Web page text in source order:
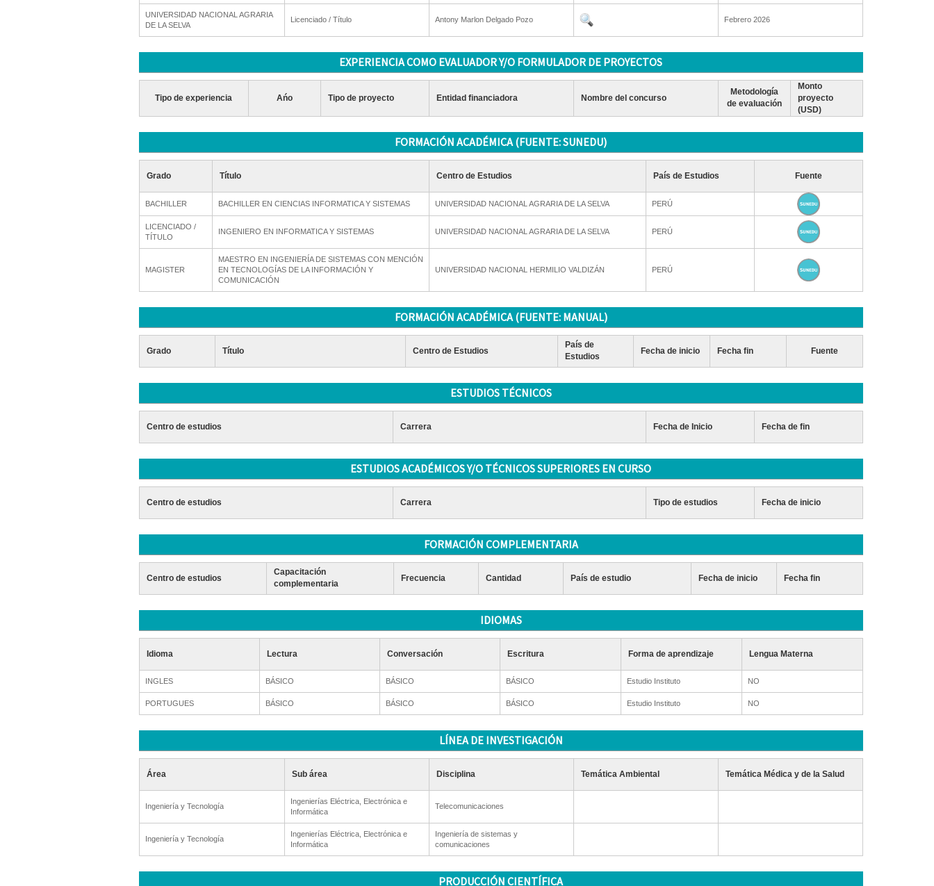
UNIVERSIDAD NACIONAL AGRARIA
DE LA SELVA
Licenciado / Título Antony Marlon Delgado Pozo Febrero 2026
EXPERIENCIA COMO EVALUADOR Y/O FORMULADOR DE PROYECTOS
Tipo de experiencia Ańo Tipo de proyecto Entidad financiadora Nombre del concurso
Metodología
de evaluación
Monto
proyecto
(USD)
FORMACIÓN ACADÉMICA (FUENTE: SUNEDU)
Grado Título Centro de Estudios País de Estudios Fuente
BACHILLER BACHILLER EN CIENCIAS INFORMATICA Y SISTEMAS UNIVERSIDAD NACIONAL AGRARIA DE LA SELVA PERÚ
LICENCIADO /
TÍTULO
INGENIERO EN INFORMATICA Y SISTEMAS UNIVERSIDAD NACIONAL AGRARIA DE LA SELVA PERÚ
MAGISTER
MAESTRO EN INGENIERÍA DE SISTEMAS CON MENCIÓN
EN TECNOLOGÍAS DE LA INFORMACIÓN Y
COMUNICACIÓN
UNIVERSIDAD NACIONAL HERMILIO VALDIZÁN PERÚ
FORMACIÓN ACADÉMICA (FUENTE: MANUAL)
Grado Título Centro de Estudios
País de
Estudios
Fecha de inicio Fecha fin Fuente
ESTUDIOS TÉCNICOS
Centro de estudios Carrera Fecha de Inicio Fecha de fin
ESTUDIOS ACADÉMICOS Y/O TÉCNICOS SUPERIORES EN CURSO
Centro de estudios Carrera Tipo de estudios Fecha de inicio
FORMACIÓN COMPLEMENTARIA
Centro de estudios
Capacitación
complementaria
Frecuencia Cantidad País de estudio Fecha de inicio Fecha fin
IDIOMAS
Idioma Lectura Conversación Escritura Forma de aprendizaje Lengua Materna
INGLES BÁSICO BÁSICO BÁSICO Estudio Instituto NO
PORTUGUES BÁSICO BÁSICO BÁSICO Estudio Instituto NO
LÍNEA DE INVESTIGACIÓN
Área Sub área Disciplina Temática Ambiental Temática Médica y de la Salud
Ingeniería y Tecnología
Ingenierías Eléctrica, Electrónica e
Informática
Telecomunicaciones
Ingeniería y Tecnología
Ingenierías Eléctrica, Electrónica e
Informática
Ingeniería de sistemas y
comunicaciones
PRODUCCIÓN CIENTÍFICA